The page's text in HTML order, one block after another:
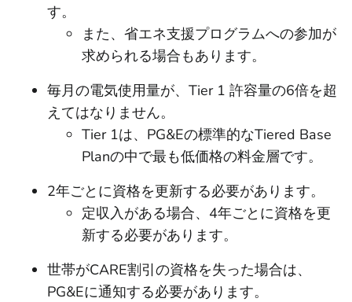
す。
また、省エネ支援プログラムへの参加が
求められる場合もあります。
毎月の電気使用量が、Tier 1 許容量の6倍を超
えてはなりません。
Tier 1は、PG&Eの標準的なTiered Base
Planの中で最も低価格の料金層です。
2年ごとに資格を更新する必要があります。
定収入がある場合、4年ごとに資格を更
新する必要があります。
世帯がCARE割引の資格を失った場合は、
PG&Eに通知する必要があります。